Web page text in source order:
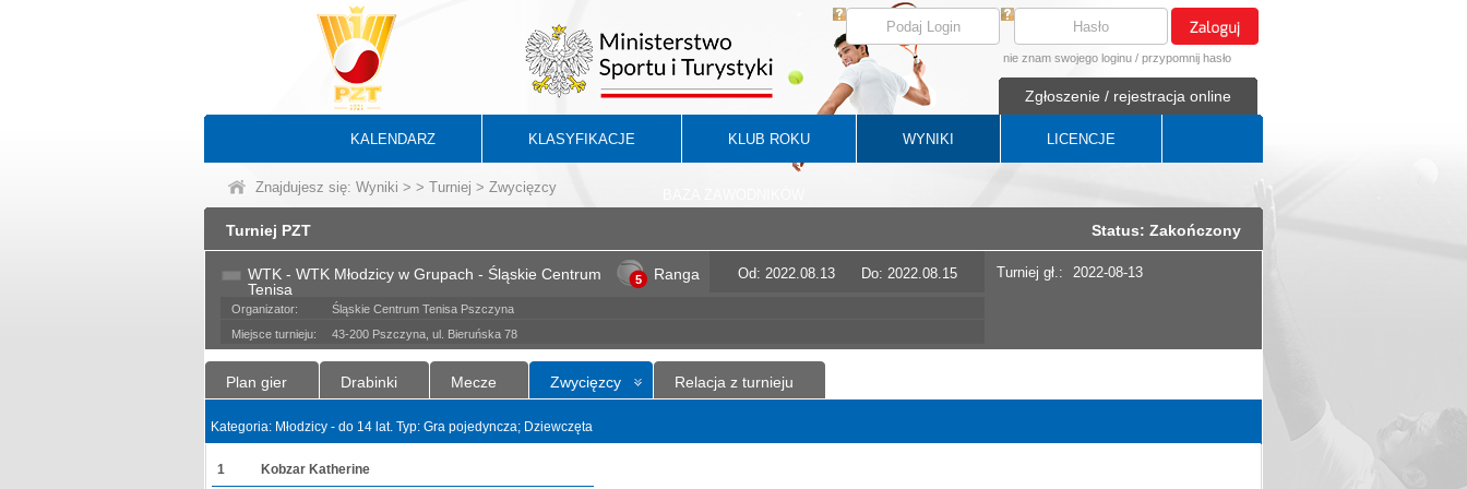
nie znam swojego loginu / przypomnij hasło
Zgłoszenie / rejestracja online
KALENDARZ KLASYFIKACJE KLUB ROKU WYNIKI LICENCJE
Znajdujesz się: Wyniki > > Turniej > Zwycięzcy
Turniej PZT Status: Zakończony
WTK - WTK Młodzicy w Grupach - Śląskie Centrum
Tenisa
5 Ranga Od: 2022.08.13 Do: 2022.08.15
Organizator:
Śląskie Centrum Tenisa Pszczyna
Miejsce turnieju:
43-200 Pszczyna, ul. Bieruńska 78
Turniej gł.: 2022-08-13
Plan gier Drabinki Mecze Zwycięzcy Relacja z turnieju
Kategoria: Młodzicy - do 14 lat. Typ: Gra pojedyncza; Dziewczęta
1 Kobzar Katherine